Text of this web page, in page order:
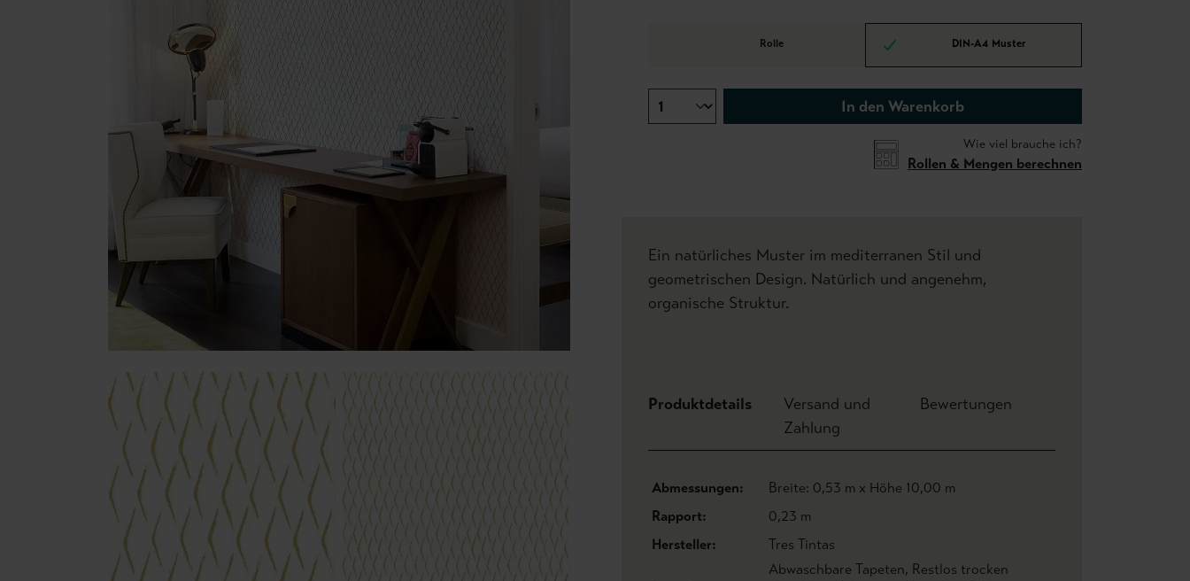
Rolle DIN-A4 Muster
In den Warenkorb
Wie viel brauche ich?
Rollen & Mengen berechnen
Ein natürliches Muster im mediterranen Stil und
geometrischen Design. Natürlich und angenehm,
organische Struktur.
Produktdetails
Versand und
Zahlung
Bewertungen
Abmessungen:
Breite: 0,53 m x Höhe 10,00 m
Rapport:
0,23 m
Hersteller:
Tres Tintas
Abwaschbare Tapeten, Restlos trocken